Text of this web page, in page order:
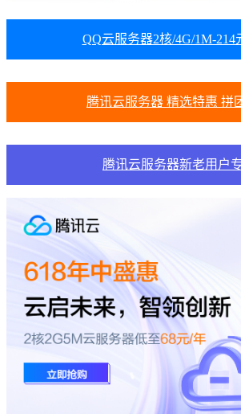
QQ云服务器2核/4G/1M-214
腾讯云服务器 精选特惠 拼
腾讯云服务器新老用户